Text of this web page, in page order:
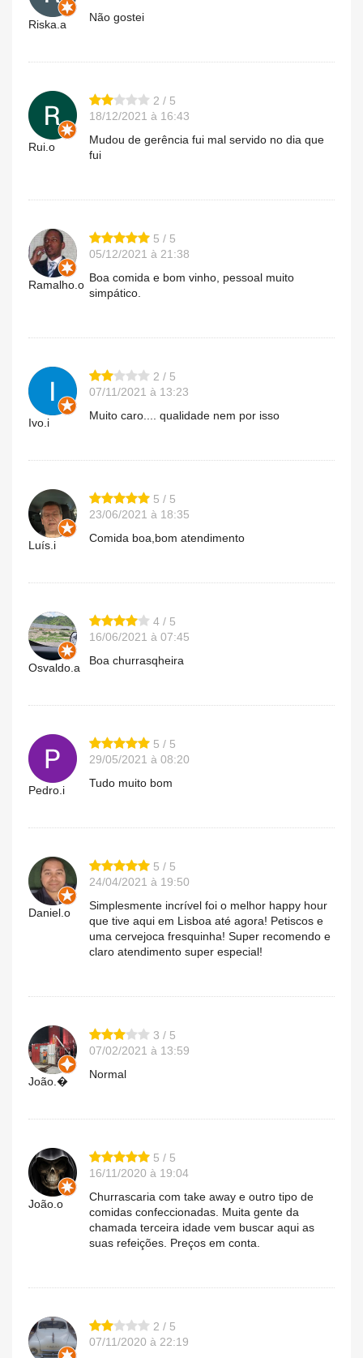
Riska.a
Não gostei
Rui.o
2 / 5
18/12/2021 à 16:43
Mudou de gerência fui mal servido no dia que
fui
Ramalho.o
5 / 5
05/12/2021 à 21:38
Boa comida e bom vinho, pessoal muito
simpático.
Ivo.i
2 / 5
07/11/2021 à 13:23
Muito caro.... qualidade nem por isso
Luís.i
5 / 5
23/06/2021 à 18:35
Comida boa,bom atendimento
Osvaldo.a
4 / 5
16/06/2021 à 07:45
Boa churrasqheira
Pedro.i
5 / 5
29/05/2021 à 08:20
Tudo muito bom
Daniel.o
5 / 5
24/04/2021 à 19:50
Simplesmente incrível foi o melhor happy hour
que tive aqui em Lisboa até agora! Petiscos e
uma cervejoca fresquinha! Super recomendo e
claro atendimento super especial!
João.�
3 / 5
07/02/2021 à 13:59
Normal
João.o
5 / 5
16/11/2020 à 19:04
Churrascaria com take away e outro tipo de
comidas confeccionadas. Muita gente da
chamada terceira idade vem buscar aqui as
suas refeições. Preços em conta.
2 / 5
07/11/2020 à 22:19